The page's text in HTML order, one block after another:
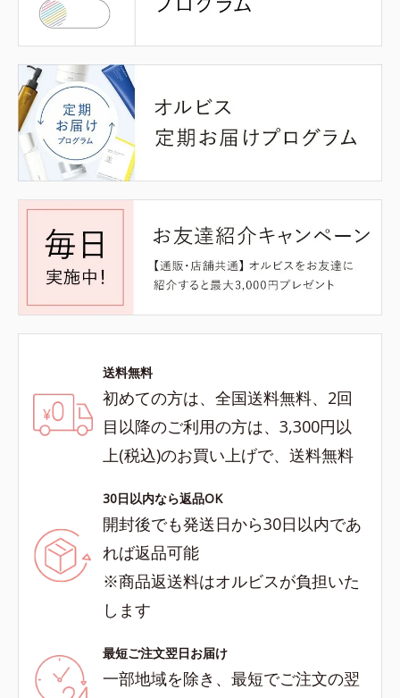
送料無料
初めての方は、全国送料無料、2回
目以降のご利用の方は、3,300円以
上(税込)のお買い上げで、送料無料
30日以内なら返品OK
開封後でも発送日から30日以内であ
れば返品可能
※商品返送料はオルビスが負担いた
します
最短ご注文翌日お届け
一部地域を除き、最短でご注文の翌